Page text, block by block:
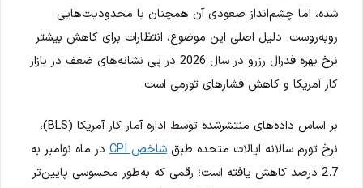
شده، اما چشم‌انداز صعودی آن همچنان با محدودیت‌هایی
روبه‌روست. دلیل اصلی این موضوع، انتظارات برای کاهش بیشتر
نرخ بهره فدرال رزرو در سال 2026 در پی نشانه‌های ضعف در بازار
کار آمریکا و کاهش فشارهای تورمی است.
بر اساس داده‌های منتشرشده توسط اداره آمار کار آمریکا (BLS)،
نرخ تورم سالانه ایالات متحده طبق شاخص CPI
در ماه نوامبر به
2.7 درصد کاهش یافته است؛ رقمی که به‌طور محسوسی پایین‌تر